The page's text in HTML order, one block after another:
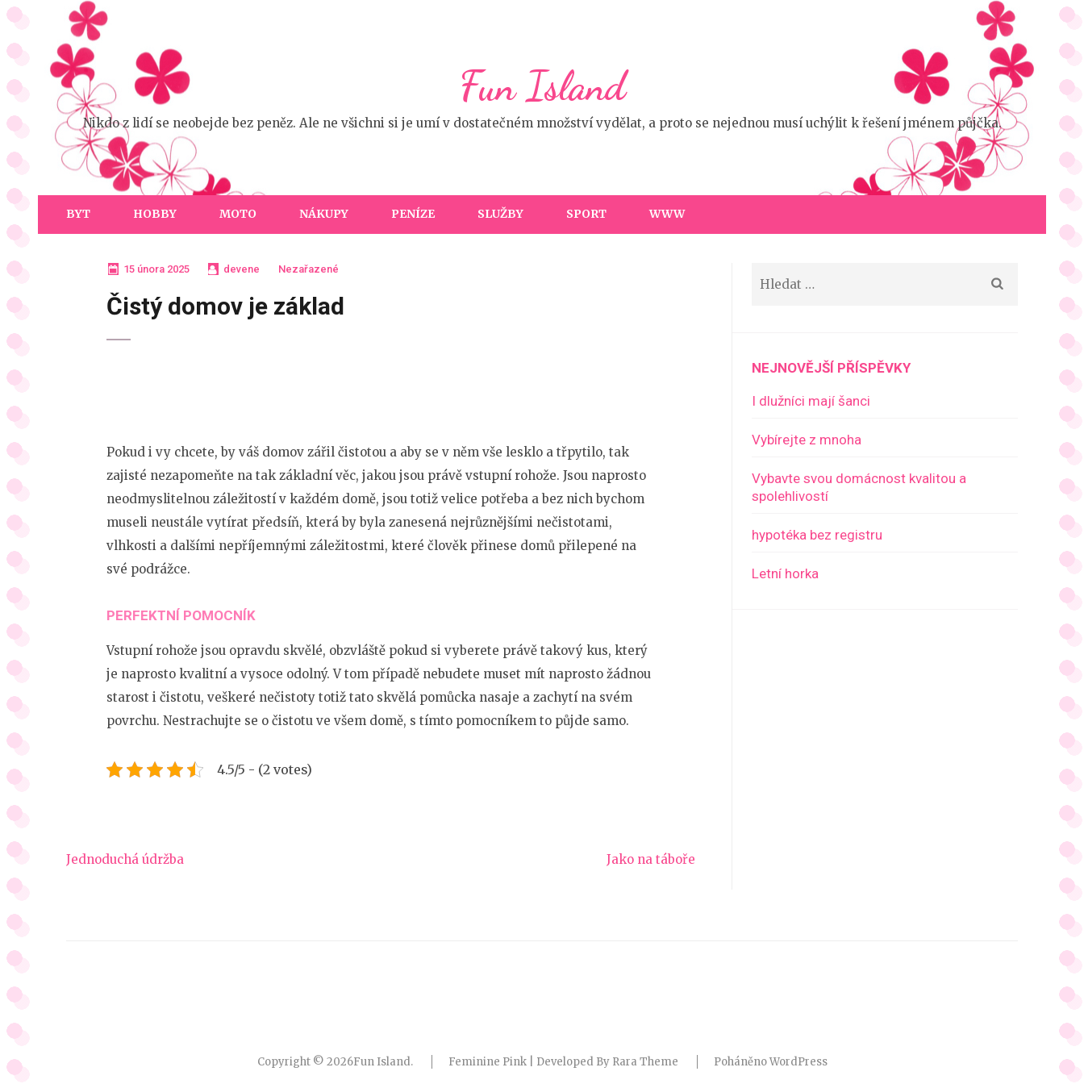
Přeskočit
obsah
(stiskněte
Enter)
Fun Island
Nikdo z lidí se neobejde bez peněz. Ale ne všichni si je umí v dostatečném množství vydělat, a proto se nejednou musí uchýlit k řešení jménem půjčka.
BYT HOBBY MOTO NÁKUPY PENÍZE SLUŽBY SPORT WWW
15 února 2025 devene Nezařazené
Čistý domov je základ
Pokud i vy chcete, by váš domov zářil čistotou a aby se v něm vše lesklo a třpytilo, tak
zajisté nezapomeňte na tak základní věc, jakou jsou právě vstupní rohože. Jsou naprosto
neodmyslitelnou záležitostí v každém domě, jsou totiž velice potřeba a bez nich bychom
museli neustále vytírat předsíň, která by byla zanesená nejrůznějšími nečistotami,
vlhkosti a dalšími nepříjemnými záležitostmi, které člověk přinese domů přilepené na
své podrážce.
PERFEKTNÍ POMOCNÍK
Vstupní rohože jsou opravdu skvělé, obzvláště pokud si vyberete právě takový kus, který
je naprosto kvalitní a vysoce odolný. V tom případě nebudete muset mít naprosto žádnou
starost i čistotu, veškeré nečistoty totiž tato skvělá pomůcka nasaje a zachytí na svém
povrchu. Nestrachujte se o čistotu ve všem domě, s tímto pomocníkem to půjde samo.
4.5/5 - (2 votes)
Navigace
Jednoduchá údržba Jako na táboře
NEJNOVĚJŠÍ PŘÍSPĚVKY
I dlužníci mají šanci
Vybírejte z mnoha
Vybavte svou domácnost kvalitou a
spolehlivostí
hypotéka bez registru
Letní horka
Copyright © 2026Fun Island. Feminine Pink | Developed By Rara Theme PoháněnoWordPress